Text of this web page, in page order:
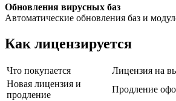
Обновления вирусных баз
Автоматические обновления баз и
Как лицензируется
Что покупается
Лицензия на
Новая лицензия и
продление
Продление